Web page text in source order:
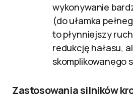
wykonywanie
(do ułamka
to płynniejszy
redukcję hałasu,
skomplikowanego
Zastosowania silników